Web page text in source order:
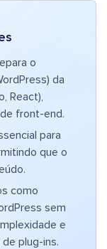
o
da
React),
front-end.
para
que o
como
sem
e
plug-ins.